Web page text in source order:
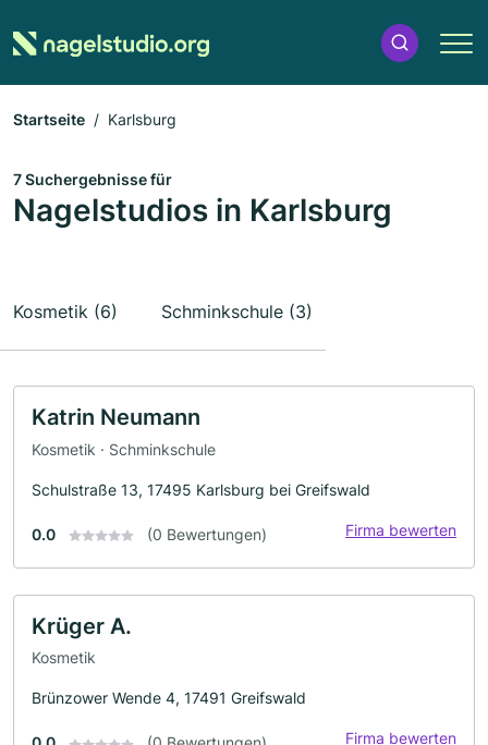
Startseite Karlsburg
7 Suchergebnisse für
Nagelstudios in Karlsburg
Kosmetik (6) Schminkschule (3)
Katrin Neumann
Kosmetik · Schminkschule
Schulstraße 13, 17495 Karlsburg bei Greifswald
0.0 (0 Bewertungen) Firma bewerten
Krüger A.
Kosmetik
Brünzower Wende 4, 17491 Greifswald
Firma bewerten